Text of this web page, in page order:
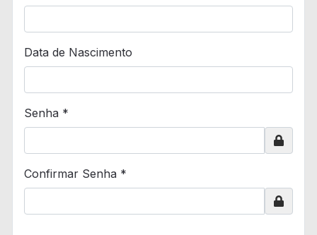
Data de Nascimento
Senha *
Confirmar Senha *